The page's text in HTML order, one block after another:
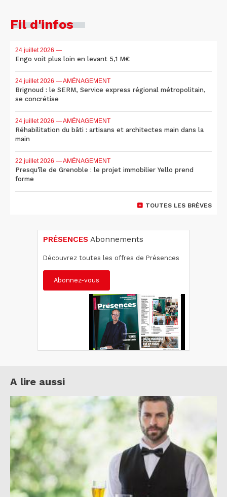
Fil d'infos
24 juillet 2026 —
Engo voit plus loin en levant 5,1 M€
24 juillet 2026 — AMÉNAGEMENT
Brignoud : le SERM, Service express régional métropolitain,
se concrétise
24 juillet 2026 — AMÉNAGEMENT
Réhabilitation du bâti : artisans et architectes main dans la
main
22 juillet 2026 — AMÉNAGEMENT
Presqu'île de Grenoble : le projet immobilier Yello prend
forme
TOUTES LES BRÈVES
PRÉSENCES Abonnements
Découvrez toutes les offres de Présences
Abonnez-vous
A lire aussi